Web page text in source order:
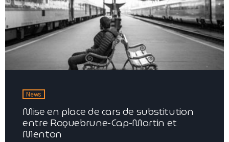
News
Mise en place de cars de substitution
entre Roquebrune-Cap-Martin et
Menton